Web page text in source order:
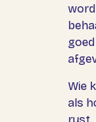
Wie
als